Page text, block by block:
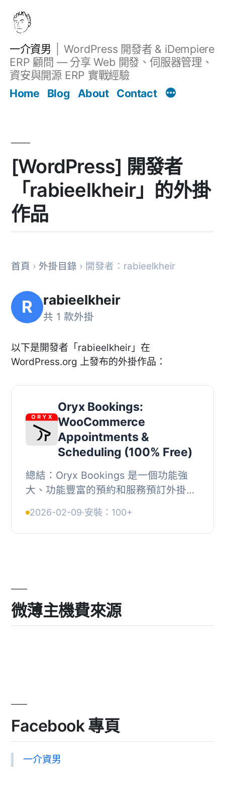
一介資男
WordPress 開發者 & iDempiere
ERP 顧問 — 分享 Web 開發、伺服器管理、
資安與開源 ERP 實戰經驗
Home
Blog About Contact
[WordPress] 開發者
「rabieelkheir」的外掛
作品
首頁 › 外掛目錄 › 開發者：rabieelkheir
R rabieelkheir
共 1 款外掛
以下是開發者「rabieelkheir」在
WordPress.org 上發布的外掛作品：
Oryx Bookings:
WooCommerce
Appointments &
Scheduling (100% Free)
總結：Oryx Bookings 是一個功能強
大、功能豐富的預約和服務預訂外掛，
架構的企業而設計。Oryx Bookings 從
頭開始建立，...
2026-02-09·安裝：100+
微薄主機費來源
Facebook 專頁
一介資男
文章